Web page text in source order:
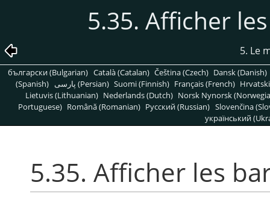
5.35. Afficher
5. Le
български (Bulgarian) Català (Catalan) Čeština (Czech) Dansk (Danish)
(Spanish)
پارسی (Persian) Suomi (Finnish) Français (French)
Lietuvis (Lithuanian) Nederlands (Dutch) Norsk Nynorsk
Portuguese) Română (Romanian) Pусский (Russian) Slovenčina
український
5.35. Afficher les